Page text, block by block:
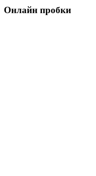
Онлайн пробки